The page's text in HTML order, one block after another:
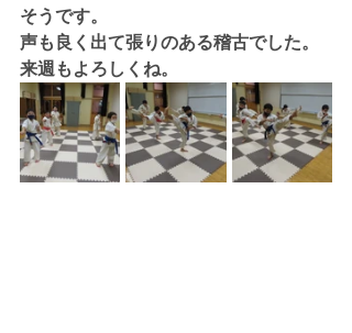
そうです。
声も良く出て張りのある稽古でした。
来週もよろしくね。